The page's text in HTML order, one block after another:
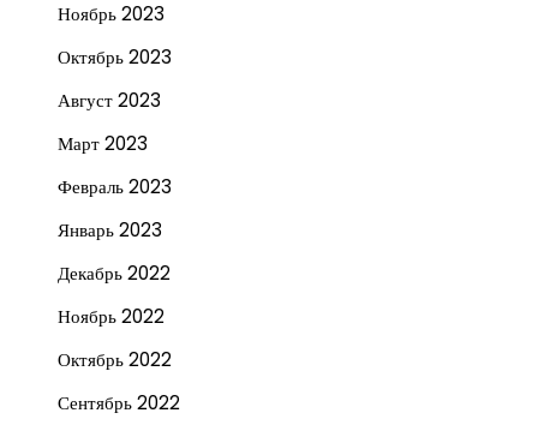
Ноябрь 2023
Октябрь 2023
Август 2023
Март 2023
Февраль 2023
Январь 2023
Декабрь 2022
Ноябрь 2022
Октябрь 2022
Сентябрь 2022